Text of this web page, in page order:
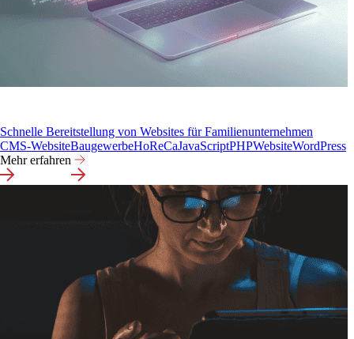
Schnelle Bereitstellung von Websites für Familienunternehmen
CMS-WebsiteBaugewerbeHoReCaJavaScriptPHPWebsiteWordPress
Mehr erfahren